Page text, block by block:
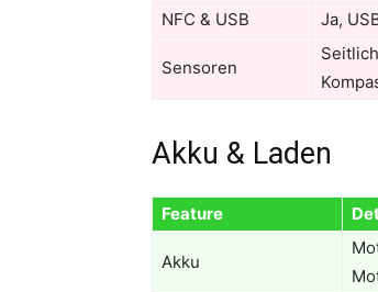
NFC & USB
Ja,
Sensoren
Akku & Laden
Feature
Akku